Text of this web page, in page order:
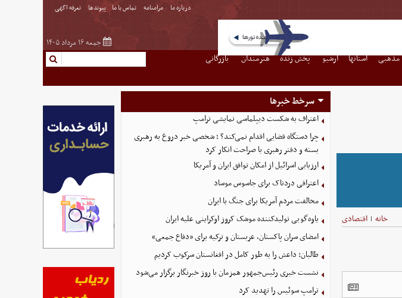
درباره ما مرامنامه تماس با ما پیوندها تعرفه اگهی
جمعه ۱۶ مرداد ۱۴۰۵
مذهبی استانها آرشیو پخش زنده هنرمندان
بازرگانی
خانه | اقتصادی
سرخط خبرها
اعتراف به شکست دیپلماسی نمایشی ترامپ
چرا دستگاه قضایی اقدام نمی‌کند؟ ؛ شخصی خبر دروغ به رهبری
بسته و دفتر رهبری با صراحت انکار کرد
ارزیابی اسرائیل از امکان توافق ایران و آمریکا
اعترافی دردناک برای جاسوس موساد
مخالفت مردم آمریکا برای جنگ با ایران
یاوه‌گویی تولیدکننده موشک کروز اوکراینی علیه ایران
امضای سران پاکستان، عربستان و ترکیه برای «دفاع جمعی»
طالبان: داعش را به طور کامل در افغانستان سرکوب کردیم
نشست خبری رئیس‌جمهور همزمان با روز خبرنگار برگزار می‌شود
ترامپ سوئیس را تهدید کرد